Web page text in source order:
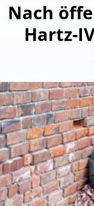
Nach
Hartz-